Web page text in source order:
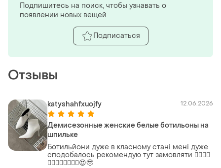
Отзывы
katyshahfxuojfy 12.06.2026
Демисезонные женские белые ботильоны на
шпильке
Ботильйони дуже в класному стані мені дуже
сподобалось рекомендую тут замовляти ❤️‍🔥❤️‍🔥
❤️‍🔥❤️‍🔥❤️‍🔥❤️‍🔥😍🥹
Подпишитесь на поиск, чтобы узнавать о
появлении новых вещей
Подписаться